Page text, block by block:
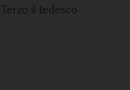
il tedesco